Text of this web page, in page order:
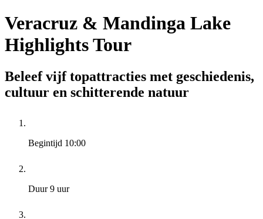
Veracruz & Mandinga Lake
Highlights Tour
Beleef vijf topattracties met geschiedenis,
cultuur en schitterende natuur
Begintijd 10:00
Duur9 uur